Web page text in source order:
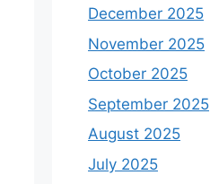
December 2025
November 2025
October 2025
September 2025
August 2025
July 2025